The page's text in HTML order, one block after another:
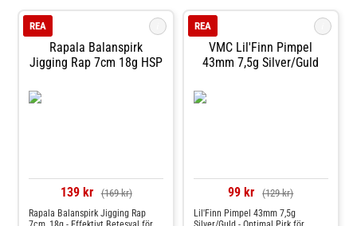
Rapala Balanspirk
Jigging Rap 7cm 18g HSP
REA
139 kr (169 kr)
Rapala Balanspirk Jigging Rap
VMC Lil'Finn Pimpel
43mm 7,5g Silver/Guld
REA
99 kr (129 kr)
Lil'Finn Pimpel 43mm 7,5g